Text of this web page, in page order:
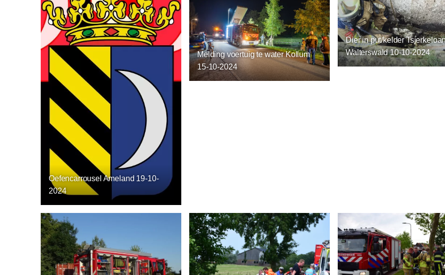
Oefencarrousel Ameland 19-10-
2024
Melding voertuig te water Kollum
15-10-2024
Dier in put/kelder
Walterswald 10-10-2024